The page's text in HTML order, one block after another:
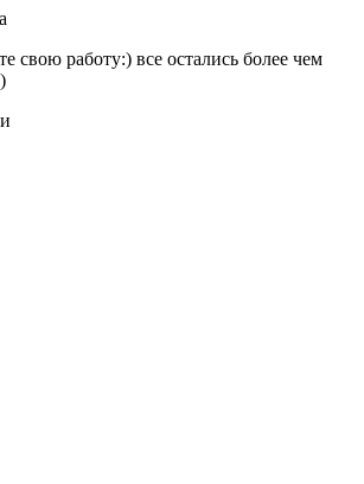
свою работу:) все остались более чем